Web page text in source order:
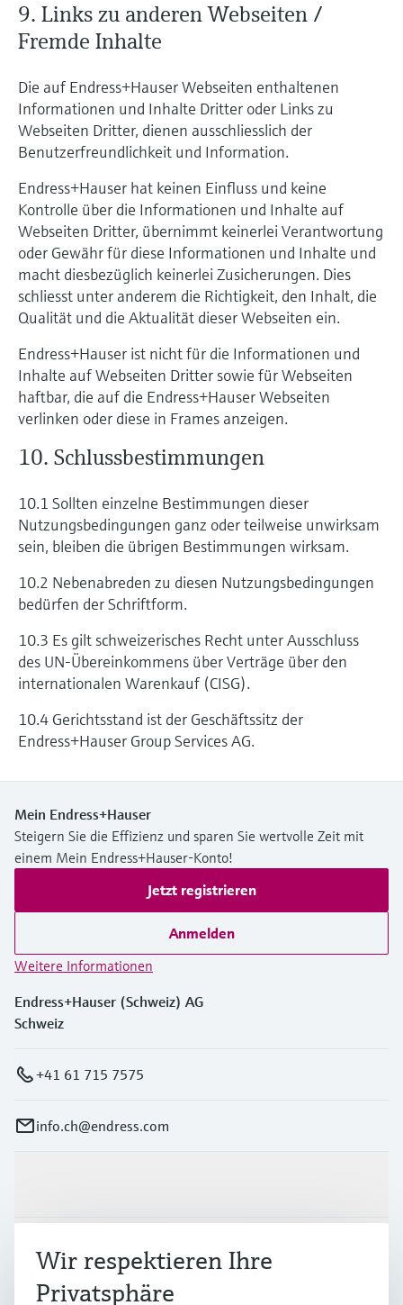
9. Links zu anderen Webseiten /
Fremde Inhalte
Die auf Endress+Hauser Webseiten enthaltenen
Informationen und Inhalte Dritter oder Links zu
Webseiten Dritter, dienen ausschliesslich der
Benutzerfreundlichkeit und Information.
Endress+Hauser hat keinen Einfluss und keine
Kontrolle über die Informationen und Inhalte auf
Webseiten Dritter, übernimmt keinerlei Verantwortung
oder Gewähr für diese Informationen und Inhalte und
macht diesbezüglich keinerlei Zusicherungen. Dies
schliesst unter anderem die Richtigkeit, den Inhalt, die
Qualität und die Aktualität dieser Webseiten ein.
Endress+Hauser ist nicht für die Informationen und
Inhalte auf Webseiten Dritter sowie für Webseiten
haftbar, die auf die Endress+Hauser Webseiten
verlinken oder diese in Frames anzeigen.
10. Schlussbestimmungen
10.1 Sollten einzelne Bestimmungen dieser
Nutzungsbedingungen ganz oder teilweise unwirksam
sein, bleiben die übrigen Bestimmungen wirksam.
10.2 Nebenabreden zu diesen Nutzungsbedingungen
bedürfen der Schriftform.
10.3 Es gilt schweizerisches Recht unter Ausschluss
des UN-Übereinkommens über Verträge über den
internationalen Warenkauf (CISG).
10.4 Gerichtsstand ist der Geschäftssitz der
Endress+Hauser Group Services AG.
Mein Endress+Hauser
Steigern Sie die Effizienz und sparen Sie wertvolle Zeit mit
einem Mein Endress+Hauser-Konto!
Jetzt registrieren
Anmelden
Weitere Informationen
Endress+Hauser (Schweiz) AG
Schweiz
+41 61 715 7575
info.ch@endress.com
Branchen
Wir respektieren Ihre
Privatsphäre